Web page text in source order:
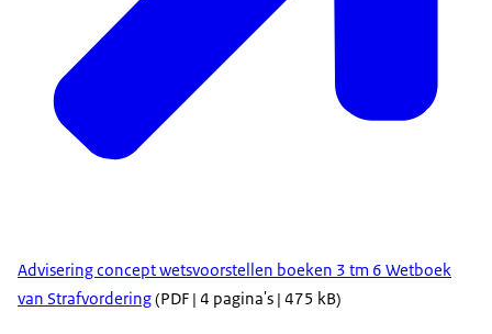
Advisering concept wetsvoorstellen boeken 3 tm 6 Wetboek
van Strafvordering(PDF | 4 pagina's | 475 kB)